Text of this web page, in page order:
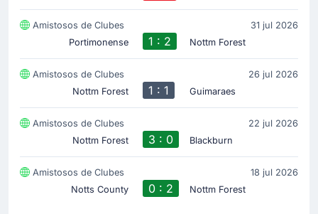
Amistosos de Clubes
31 jul 2026
Portimonense
1 : 2 Nottm Forest
Amistosos de Clubes
26 jul 2026
Nottm Forest
1 : 1 Guimaraes
Amistosos de Clubes
22 jul 2026
Nottm Forest
3 : 0 Blackburn
Amistosos de Clubes
18 jul 2026
Notts County
0 : 2 Nottm Forest